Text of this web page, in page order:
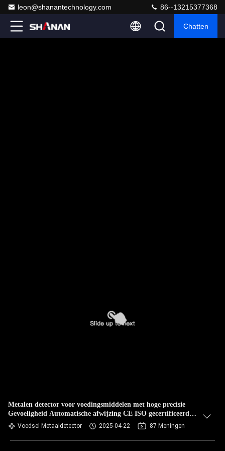
leon@shanantechnology.com 86--13215377368
Chatten
Metalen detector voor voedingsmiddelen met hoge precisie
Gevoeligheid Automatische afwijzing CE ISO gecertificeerde
fabrikant
Voedsel Metaaldetector 2025-04-22 87 Meningen